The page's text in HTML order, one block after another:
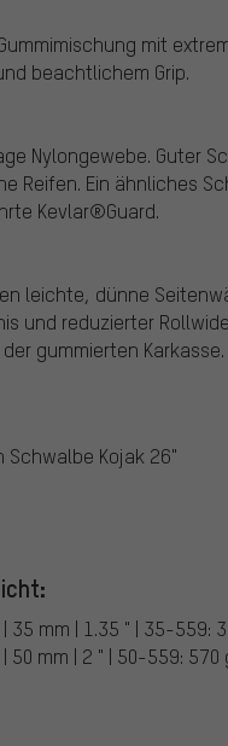
mit
beachtlichem Grip.
Nylongewebe. Guter
Reifen. Ein ähnliches
Kevlar®Guard.
leichte, dünne
und reduzierter
gummierten Karkasse.
Schwalbe Kojak 26"
35 mm | 1.35 " | 35-559:
50 mm | 2 " | 50-559: 570